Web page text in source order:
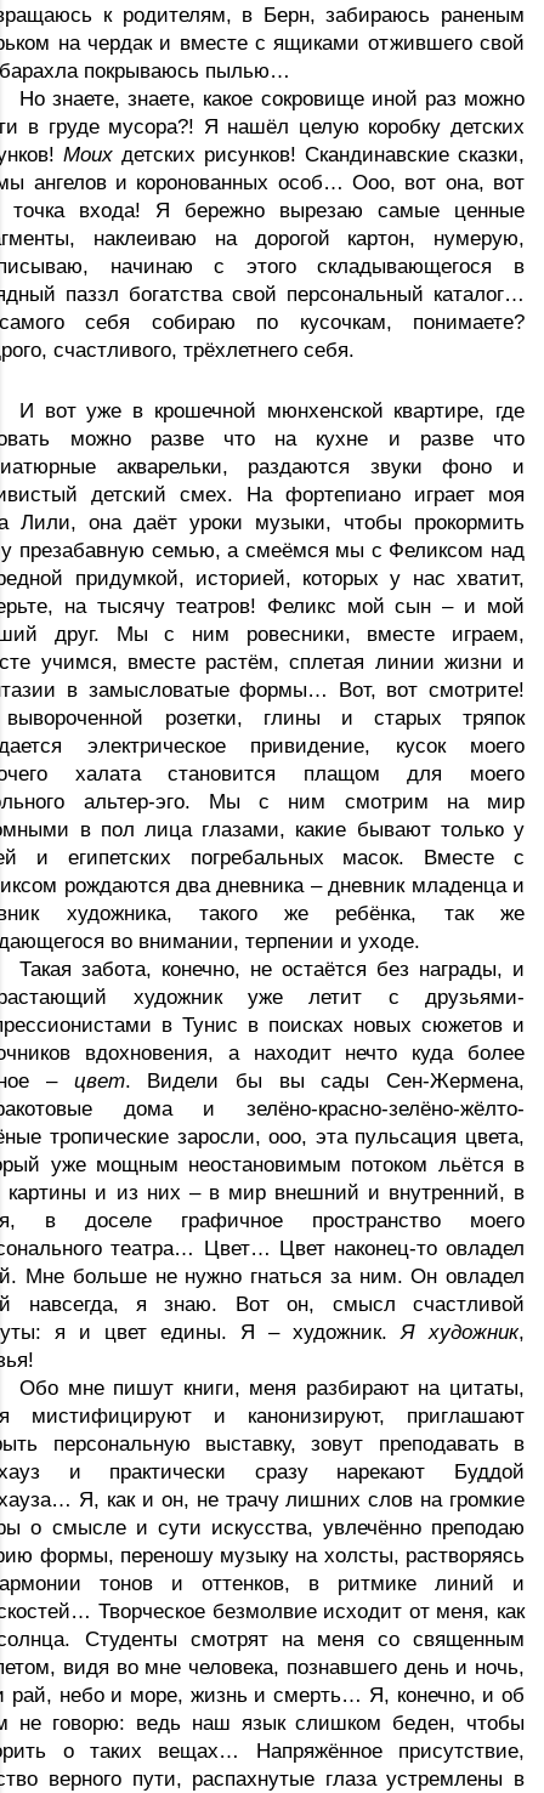
к родителям, в Берн, забираюсь раненым
на чердак и вместе с ящиками отжившего свой
покрываюсь пылью…
Но знаете, знаете, какое сокровище иной раз можно
в груде мусора?! Я нашёл целую коробку детских
Моих детских рисунков! Скандинавские сказки,
ангелов и коронованных особ… Ооо, вот она, вот
точка входа! Я бережно вырезаю самые ценные
наклеиваю на дорогой картон, нумерую,
начинаю с этого складывающегося в
паззл богатства свой персональный каталог…
себя собираю по кусочкам, понимаете?
счастливого, трёхлетнего себя.
И вот уже в крошечной мюнхенской квартире, где
можно разве что на кухне и разве что
акварельки, раздаются звуки фоно и
детский смех. На фортепиано играет моя
Лили, она даёт уроки музыки, чтобы прокормить
презабавную семью, а смеёмся мы с Феликсом над
придумкой, историей, которых у нас хватит,
на тысячу театров! Феликс мой сын – и мой
друг. Мы с ним ровесники, вместе играем,
учимся, вместе растём, сплетая линии жизни и
в замысловатые формы… Вот, вот смотрите!
розетки, глины и старых тряпок
электрическое привидение, кусок моего
халата становится плащом для моего
альтер-эго. Мы с ним смотрим на мир
в пол лица глазами, какие бывают только у
и египетских погребальных масок. Вместе с
рождаются два дневника – дневник младенца и
художника, такого же ребёнка, так же
во внимании, терпении и уходе.
Такая забота, конечно, не остаётся без награды, и
художник уже летит с друзьями-
в Тунис в поисках новых сюжетов и
вдохновения, а находит нечто куда более
– цвет. Видели бы вы сады Сен-Жермена,
дома и зелёно-красно-зелёно-жёлто-
тропические заросли, ооо, эта пульсация цвета,
уже мощным неостановимым потоком льётся в
картины и из них – в мир внешний и внутренний, в
в доселе графичное пространство моего
театра… Цвет… Цвет наконец-то овладел
Мне больше не нужно гнаться за ним. Он овладел
навсегда, я знаю. Вот он, смысл счастливой
я и цвет едины. Я – художник. Я художник,
Обо мне пишут книги, меня разбирают на цитаты,
мистифицируют и канонизируют, приглашают
персональную выставку, зовут преподавать в
и практически сразу нарекают Буддой
Я, как и он, не трачу лишних слов на громкие
о смысле и сути искусства, увлечённо преподаю
формы, переношу музыку на холсты, растворяясь
тонов и оттенков, в ритмике линий и
Творческое безмолвие исходит от меня, как
Студенты смотрят на меня со священным
видя во мне человека, познавшего день и ночь,
рай, небо и море, жизнь и смерть… Я, конечно, и об
не говорю: ведь наш язык слишком беден, чтобы
о таких вещах… Напряжённое присутствие,
верного пути, распахнутые глаза устремлены в